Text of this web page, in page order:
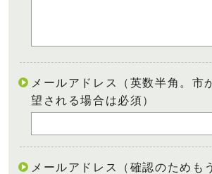
メールアドレス（英数半角。市
望される場合は必須）
メールアドレス（確認のためも